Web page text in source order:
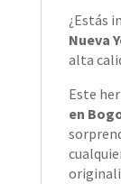
¿Estás
Nueva
alta
Este
en